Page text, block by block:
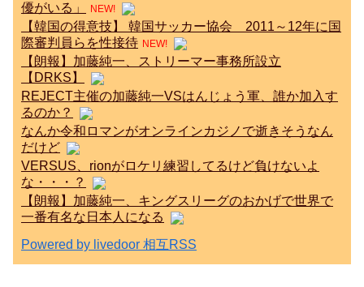
優がいる」
NEW!
【韓国の得意技】 韓国サッカー協会 2011～12年に国
際審判員らを性接待 NEW!
【朗報】加藤純一、ストリーマー事務所設立
【DRKS】
REJECT主催の加藤純一VSはんじょう軍、誰か加入す
るのか？
なんか令和ロマンがオンラインカジノで逝きそうなん
だけど
VERSUS、rionがロケリ練習してるけど負けないよ
な・・・？
【朗報】加藤純一、キングスリーグのおかげで世界で
一番有名な日本人になる
Powered by livedoor 相互RSS